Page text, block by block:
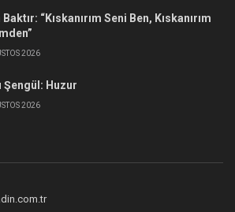
“Kıskanırım Seni Ben, Kıskanırım
2026
Şengül: Huzur
2026